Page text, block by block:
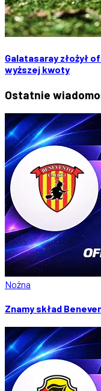
Galatasaray złożył
wyższej kwoty
Ostatnie
Nożna
Znamy skład